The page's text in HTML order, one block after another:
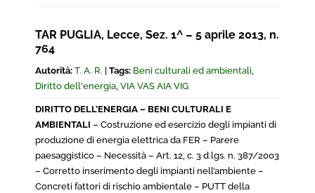
TAR PUGLIA, Lecce, Sez. 1^ – 5 aprile 2013, n.
764
Autorità: T. A. R. Tags: Beni culturali ed ambientali,
Diritto dell'energia, VIA VAS AIA VIG
DIRITTO DELL’ENERGIA – BENI CULTURALI E
AMBIENTALI – Costruzione ed esercizio degli impianti di
produzione di energia elettrica da FER – Parere
paesaggistico – Necessità – Art. 12, c. 3 d.lgs. n. 387/2003
– Corretto inserimento degli impianti nell’ambiente –
Concreti fattori di rischio ambientale – PUTT della